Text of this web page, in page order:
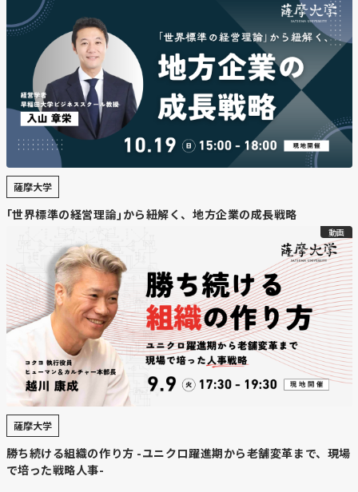
https://www.hokkaido-np.co.jp/article/1328928/?
utm_id=97757_v0_s00_e0_tv0
【要約】
・ 28年ぶりの社長交代
北海道最大手の建設会社・岩田地崎建設は、岩田幸治副社
長が社長に就任する人事を決定した。父の岩田圭剛社長は
代表権のある会長に就任し、社長交代は旧岩田建設時代を
含めて28年ぶりとなる。
AI活用で業界課題に対応
新社長の岩田幸治氏は、建設資材の高騰や人手不足といっ
た課題に対し、デジタル化やAIの活用を進める方針を表
明。若手社員が挑戦しやすく、成果を評価する組織づくり
にも取り組む考えを示した。
世代交代で成長を目指す
会長に就く岩田圭剛氏は、地崎工業との経営統合などを主
導し会社の発展を支えてきた。新体制では、経験を生かす
会長と新たな発想を持つ社長が連携し、厳しい経営環境へ
の対応を進める。
【コメント】
薩摩大学
｢世界標準の経営理論｣から紐解く、地方企業の成長戦略
動画
薩摩大学
勝ち続ける組織の作り方 -ユニクロ躍進期から老舗変革まで、現場
で培った戦略人事-